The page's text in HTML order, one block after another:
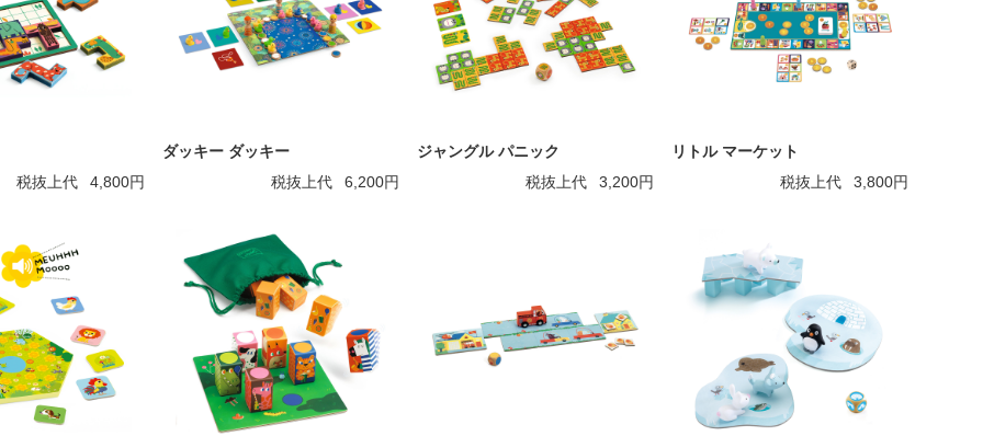
税抜上代
4,800円
ダッキー ダッキー
税抜上代
6,200円
ジャングル パニック
税抜上代
3,200円
リトル マーケット
税抜上代
3,800円